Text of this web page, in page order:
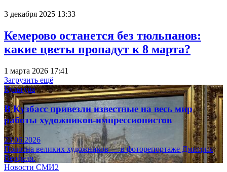
3 декабря 2025 13:33
Кемерово останется без тюльпанов:
какие цветы пропадут к 8 марта?
1 марта 2026 17:41
Загрузить ещё
Культура
В Кузбасс привезли известные на весь мир
работы художников-импрессионистов
23.06.2026
Полотна великих художников — в фоторепортаже Дмитрия
Верфеля.
Новости СМИ2